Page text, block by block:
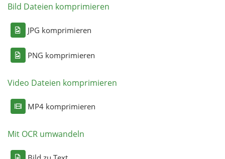
Bild Dateien komprimieren
JPG komprimieren
PNG komprimieren
Video Dateien komprimieren
MP4 komprimieren
Mit OCR umwandeln